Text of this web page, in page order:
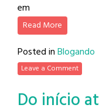
em
Read More
Posted inBlogando
Leave a Comment
Do início